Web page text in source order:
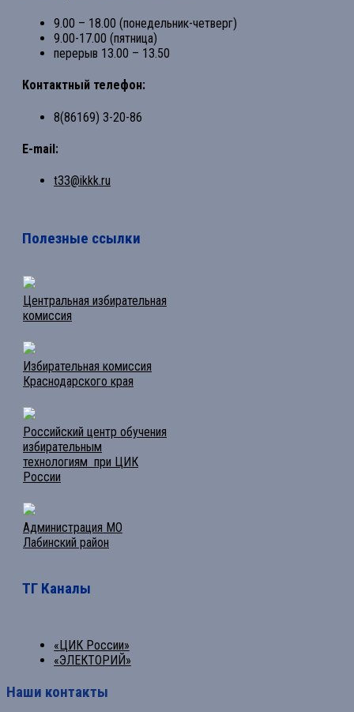
9.00 – 18.00 (понедельник-четверг)
9.00-17.00 (пятница)
перерыв 13.00 – 13.50
Контактный телефон:
8(86169) 3-20-86
E-mail:
t33@ikkk.ru
Полезные ссылки
Центральная избирательная
комиссия
Избирательная комиссия
Краснодарского края
Российский центр обучения
избирательным
технологиям при ЦИК
России
Администрация МО
Лабинский район
ТГ Каналы
«ЦИК России»
«ЭЛЕКТОРИЙ»
Наши контакты